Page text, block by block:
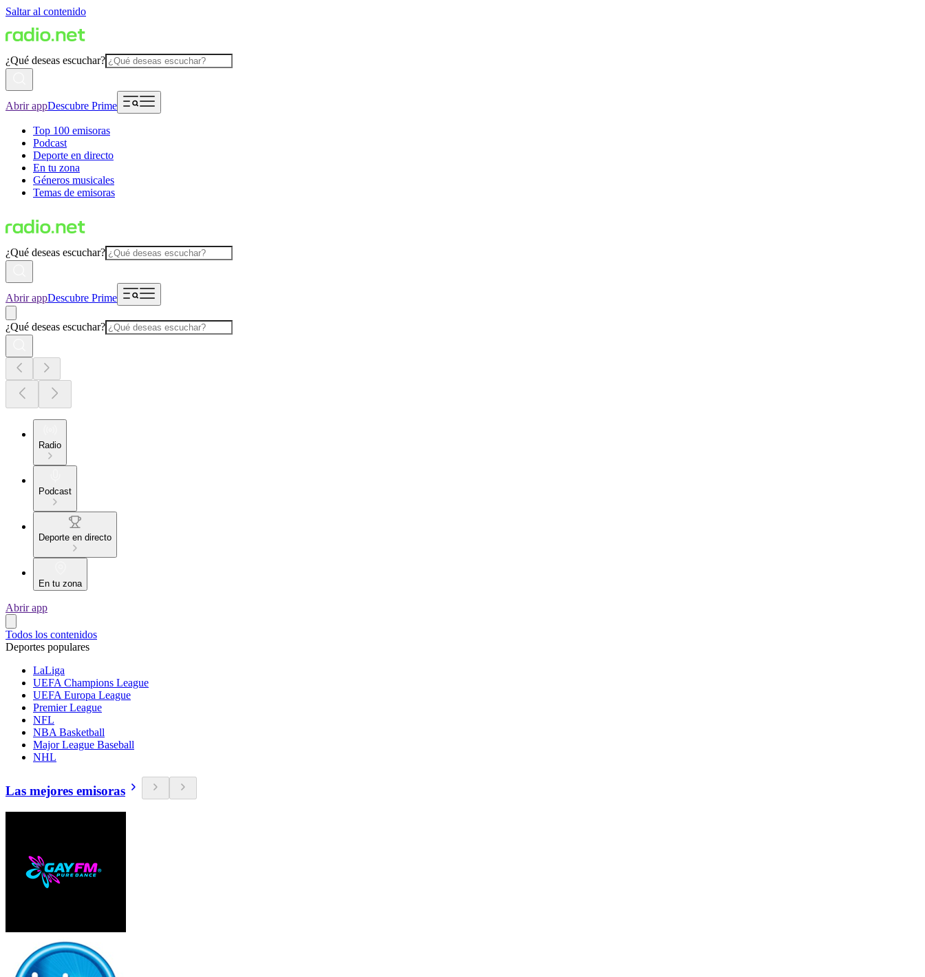
Saltar al contenido
¿Qué deseas escuchar?
Abrir appDescubre Prime
Top 100 emisoras
Podcast
Deporte en directo
En tu zona
Géneros musicales
Temas de emisoras
¿Qué deseas escuchar?
Abrir appDescubre Prime
¿Qué deseas escuchar?
Radio
Podcast
Deporte en directo
En tu zona
Abrir app
Todos los contenidos
Deportes populares
LaLiga
UEFA Champions League
UEFA Europa League
Premier League
NFL
NBA Basketball
Major League Baseball
NHL
Las mejores emisoras